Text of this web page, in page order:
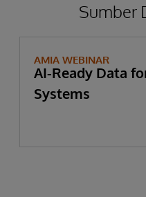
Sumber
AMIA WEBINAR
AI-Ready Data
Systems